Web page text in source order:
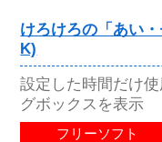
けろけろの「あい
K)
設定した時間だけ
グボックスを表示
フリーソフト